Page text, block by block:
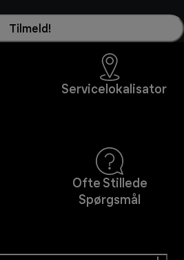
Tilmeld!
Servicelokalisator
Ofte Stillede
Spørgsmål